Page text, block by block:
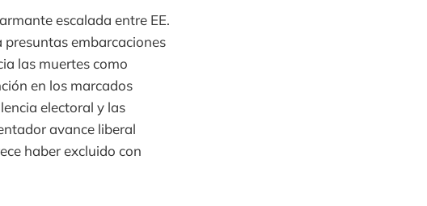
escalada entre EE.
embarcaciones
las muertes como
en los marcados
electoral y las
avance liberal
haber excluido con